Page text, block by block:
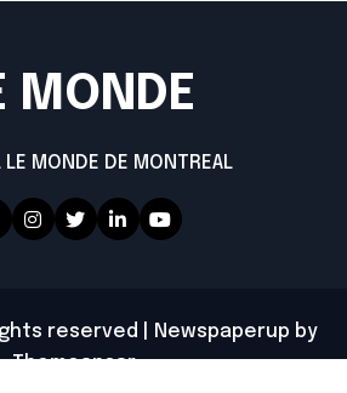
MONDE
LE MONDE DE MONTREAL
reserved Newspaperup by
Themeansar.